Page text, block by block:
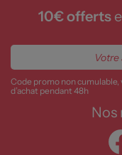
10€ offerts
Code promo non
d’achat pendant 48h
Nos